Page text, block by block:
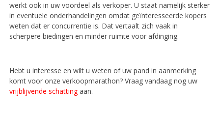
werkt ook in uw voordeel als verkoper. U staat namelijk sterker
in eventuele onderhandelingen omdat geïnteresseerde kopers
weten dat er concurrentie is. Dat vertaalt zich vaak in
scherpere biedingen en minder ruimte voor afdinging.
Hebt u interesse en wilt u weten of uw pand in aanmerking
komt voor onze verkoopmarathon? Vraag vandaag nog uw
vrijblijvende schattingaan.